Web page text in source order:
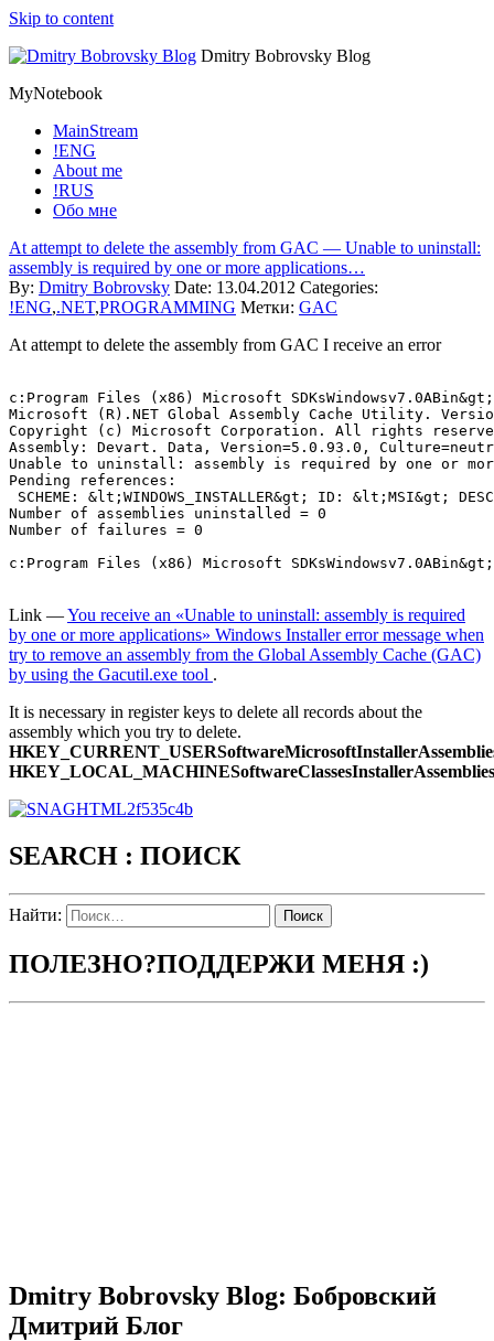
Skip to content
Dmitry Bobrovsky Blog
MyNotebook
MainStream
!ENG
About me
!RUS
Обо мне
At attempt to delete the assembly from GAC — Unable to uninstall:
assembly is required by one or more applications…
By: Dmitry Bobrovsky Date: 13.04.2012 Categories:
!ENG,.NET,PROGRAMMING Метки: GAC
At attempt to delete the assembly from GAC I receive an error
c:Program Files (x86) Microsoft
Microsoft (R).NET Global Assembly Cache Utility.
Copyright (c) Microsoft Corporation. All rights
Assembly: Devart. Data, Version=5.0.93.0,
Unable to uninstall: assembly is required by one or
Pending references:
SCHEME: &lt;WINDOWS_INSTALLER&gt; ID: &lt;MSI&gt;
Number of assemblies uninstalled = 0
Number of failures = 0
c:Program Files (x86) Microsoft SDKsWindowsv7.0ABin&gt;
Link —You receive an «Unable to uninstall: assembly is required
by one or more applications» Windows Installer error message when
try to remove an assembly from the Global Assembly Cache (GAC)
by using the Gacutil.exe tool .
It is necessary in register keys to delete all records about the
assembly which you try to delete.
SEARCH : ПОИСК
Найти:
ПОЛЕЗНО?ПОДДЕРЖИ МЕНЯ :)
Dmitry Bobrovsky Blog: Бобровский
Дмитрий Блог